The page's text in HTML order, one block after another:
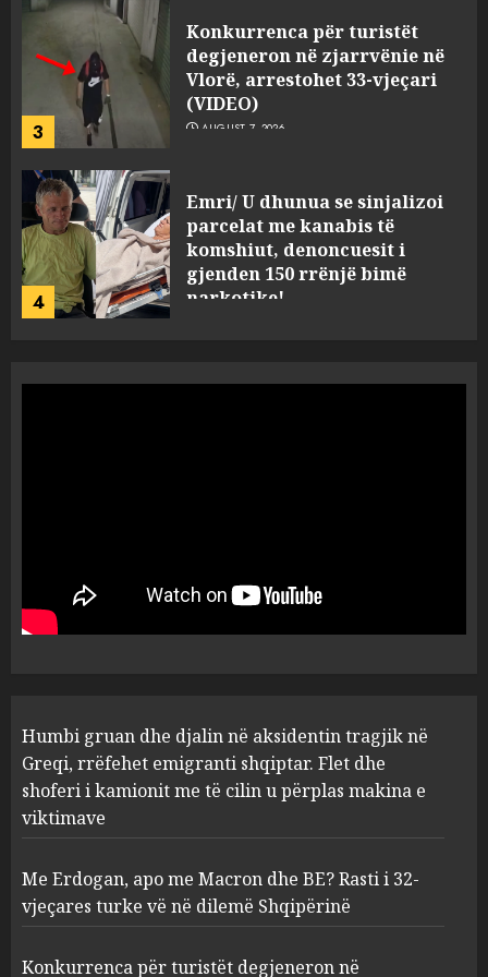
4
Emri/ U dhunua se sinjalizoi
parcelat me kanabis të
komshiut, denoncuesit i
gjenden 150 rrënjë bimë
narkotike!
5
Ambasada amerikane: Sokol
Hoxha mendoi se mund t’i
shpëtonte së kaluarës së tij,
por ne e gjetëm
AUGUST 7, 2026
2
turke vë në dilemë Shqipërinë
3
degjeneron në zjarrvënie në
Vlorë, arrestohet 33-vjeçari
(VIDEO)
Emri/ U dhunua se sinjalizoi
parcelat me kanabis të
komshiut, denoncuesit i
gjenden 150 rrënjë bimë
Humbi gruan dhe djalin në aksidentin tragjik në
Greqi, rrëfehet emigranti shqiptar. Flet dhe
shoferi i kamionit me të cilin u përplas makina e
viktimave
Me Erdogan, apo me Macron dhe BE? Rasti i 32-
vjeçares turke vë në dilemë Shqipërinë
Konkurrenca për turistët degjeneron në